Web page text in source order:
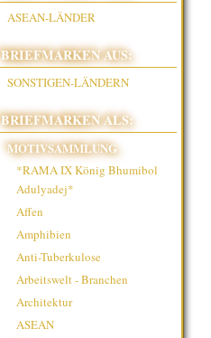
ASEAN-LÄNDER
BRIEFMARKEN AUS:
SONSTIGEN-LÄNDERN
BRIEFMARKEN ALS:
MOTIVSAMMLUNG
*RAMA IX König Bhumibol
Adulyadej*
Affen
Amphibien
Anti-Tuberkulose
Arbeitswelt - Branchen
Architektur
ASEAN